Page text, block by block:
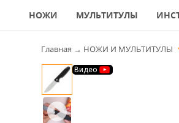
НОЖИ МУЛЬТИТУЛЫ
Главная → НОЖИ И МУЛЬТИТУЛЫ
Видео